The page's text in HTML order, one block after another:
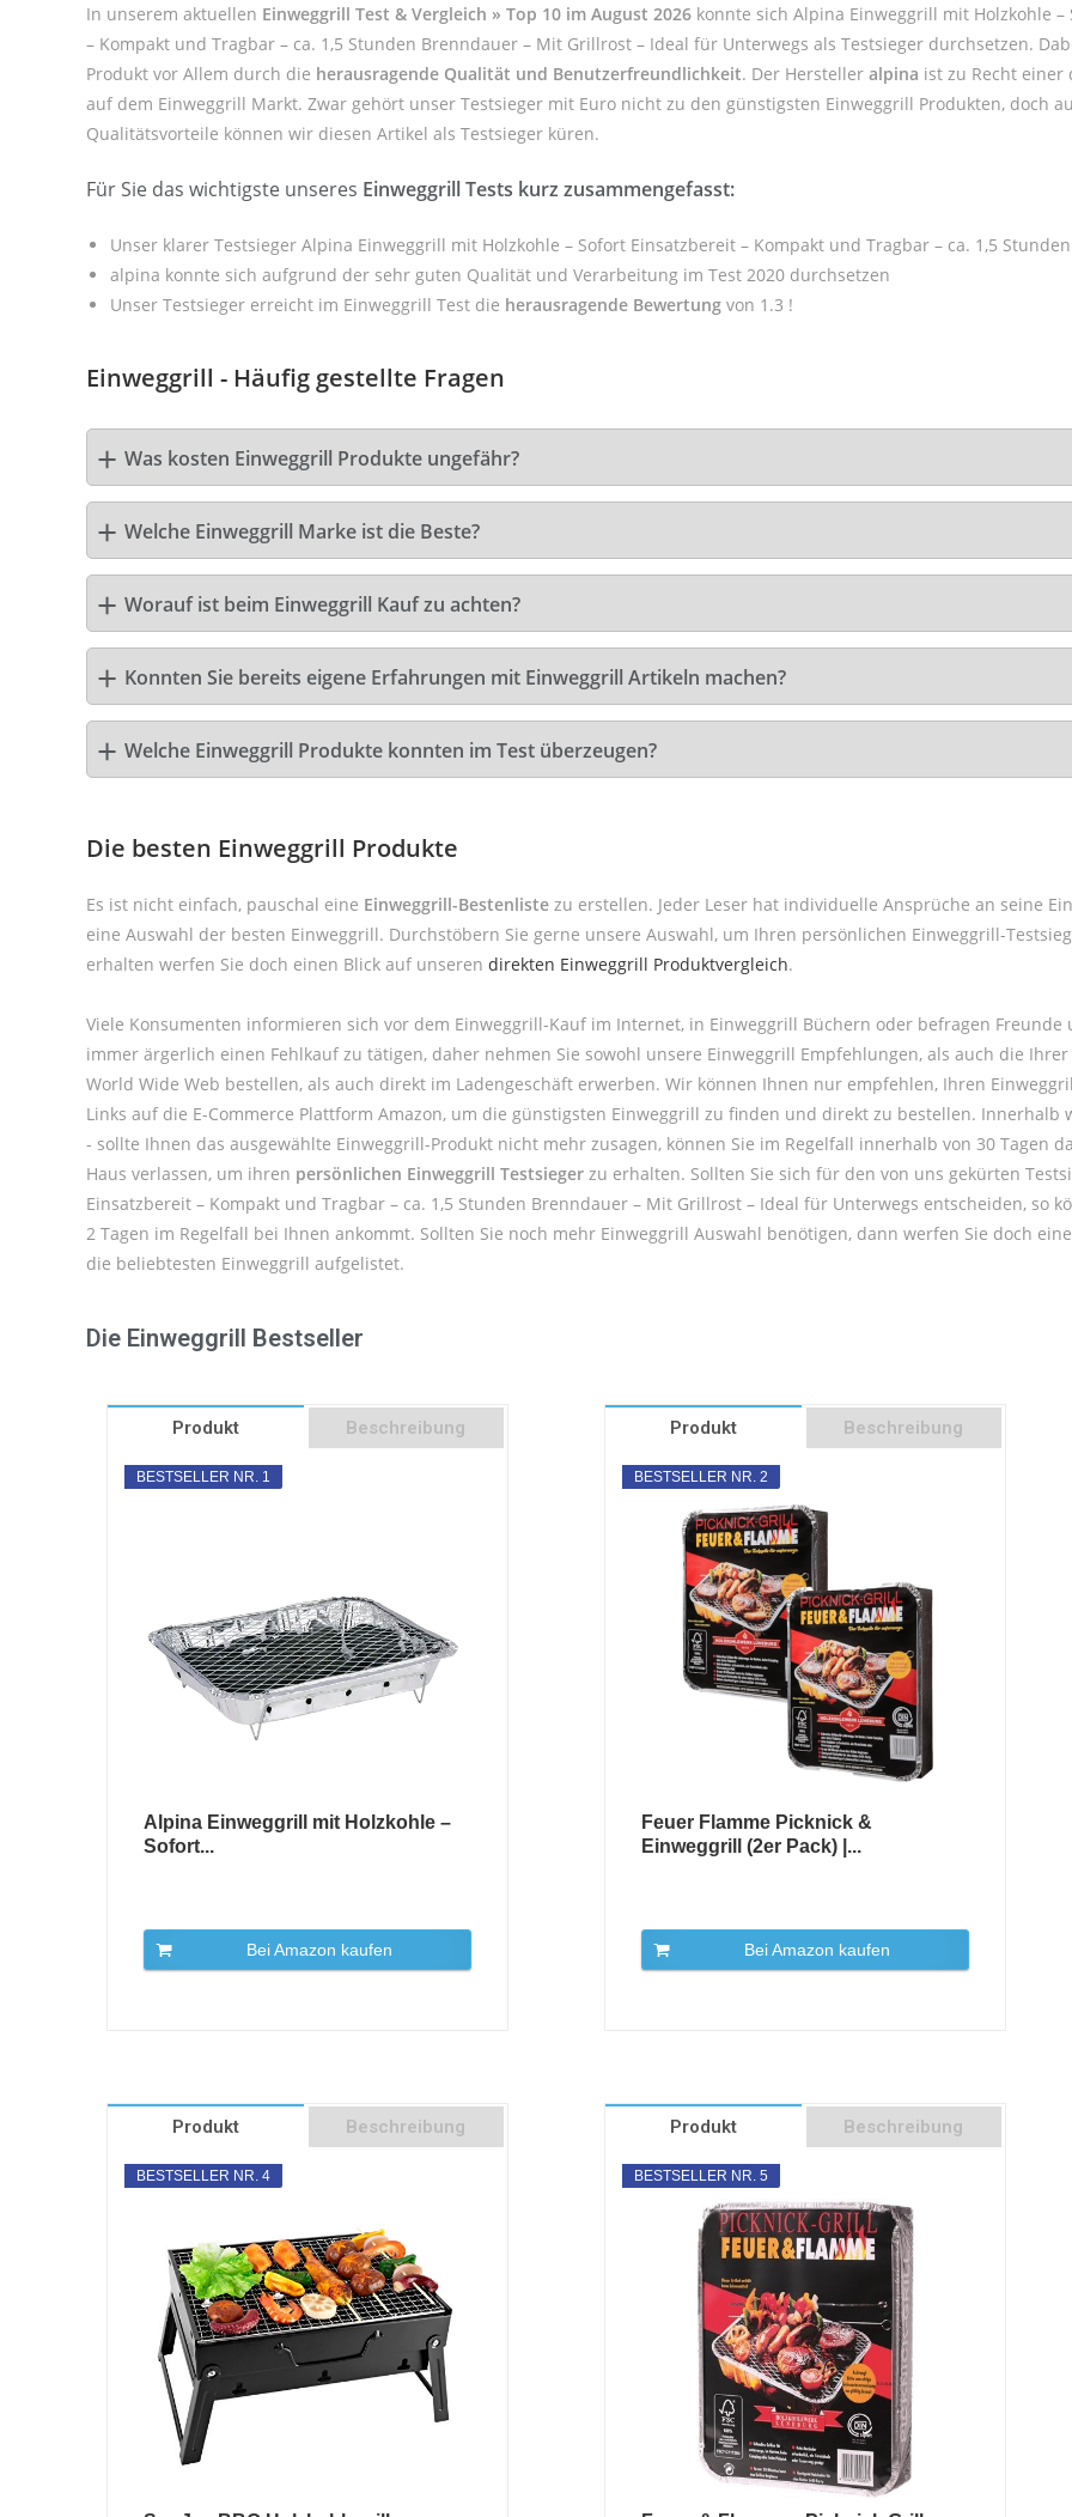
In unserem aktuellen Einweggrill Test & Vergleich » Top 10 im August 2026 konnte sich Alpina Einweggrill mit Holzkohle
– Kompakt und Tragbar – ca. 1,5 Stunden Brenndauer – Mit Grillrost – Ideal für Unterwegs als Testsieger durchsetzen.
Produkt vor Allem durch die herausragende Qualität und Benutzerfreundlichkeit. Der Hersteller alpina ist zu Recht einer
auf dem Einweggrill Markt. Zwar gehört unser Testsieger mit Euro nicht zu den günstigsten Einweggrill Produkten, doch
Qualitätsvorteile können wir diesen Artikel als Testsieger küren.
Für Sie das wichtigste unseres Einweggrill Tests kurz zusammengefasst:
Unser klarer Testsieger Alpina Einweggrill mit Holzkohle – Sofort Einsatzbereit – Kompakt und Tragbar – ca. 1,5
alpina konnte sich aufgrund der sehr guten Qualität und Verarbeitung im Test 2020 durchsetzen
Unser Testsieger erreicht im Einweggrill Test die herausragende Bewertung von 1.3 !
Einweggrill - Häufig gestellte Fragen
Was kosten Einweggrill Produkte ungefähr?
Welche Einweggrill Marke ist die Beste?
Worauf ist beim Einweggrill Kauf zu achten?
Konnten Sie bereits eigene Erfahrungen mit Einweggrill Artikeln machen?
Welche Einweggrill Produkte konnten im Test überzeugen?
Die besten Einweggrill Produkte
Es ist nicht einfach, pauschal eine Einweggrill-Bestenliste zu erstellen. Jeder Leser hat individuelle Ansprüche an seine
eine Auswahl der besten Einweggrill. Durchstöbern Sie gerne unsere Auswahl, um Ihren persönlichen Einweggrill-
erhalten werfen Sie doch einen Blick auf unseren direkten Einweggrill Produktvergleich.
Viele Konsumenten informieren sich vor dem Einweggrill-Kauf im Internet, in Einweggrill Büchern oder befragen Freunde
immer ärgerlich einen Fehlkauf zu tätigen, daher nehmen Sie sowohl unsere Einweggrill Empfehlungen, als auch die
World Wide Web bestellen, als auch direkt im Ladengeschäft erwerben. Wir können Ihnen nur empfehlen, Ihren
Links auf die E-Commerce Plattform Amazon, um die günstigsten Einweggrill zu finden und direkt zu bestellen. Innerhalb
- sollte Ihnen das ausgewählte Einweggrill-Produkt nicht mehr zusagen, können Sie im Regelfall innerhalb von 30 Tagen
Haus verlassen, um ihren persönlichen Einweggrill Testsieger zu erhalten. Sollten Sie sich für den von uns gekürten
Einsatzbereit – Kompakt und Tragbar – ca. 1,5 Stunden Brenndauer – Mit Grillrost – Ideal für Unterwegs entscheiden, so
2 Tagen im Regelfall bei Ihnen ankommt. Sollten Sie noch mehr Einweggrill Auswahl benötigen, dann werfen Sie doch
die beliebtesten Einweggrill aufgelistet.
Die Einweggrill Bestseller
Produkt Beschreibung
BESTSELLER NR. 1
Alpina Einweggrill mit Holzkohle –
Sofort...
Bei Amazon kaufen
Produkt Beschreibung
BESTSELLER NR. 2
Feuer Flamme Picknick &
Einweggrill (2er Pack) |...
Bei Amazon kaufen
Produkt Beschreibung
BESTSELLER NR. 4
Produkt Beschreibung
BESTSELLER NR. 5